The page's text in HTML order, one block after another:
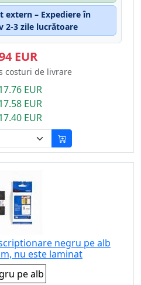
extern – Expediere în
2-3 zile lucrătoare
EUR
costuri de livrare
EUR
EUR
EUR
negru pe alb
nu este laminat
pe alb